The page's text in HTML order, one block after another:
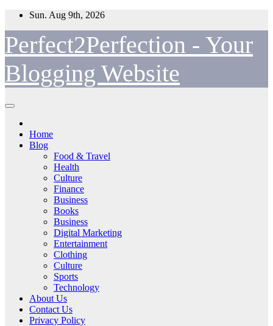
Skip
content
Sun. Aug 9th, 2026
Perfect2Perfection - Your
Blogging Website
Home
Blog
Food & Travel
Health
Culture
Finance
Business
Books
Business
Digital Marketing
Entertainment
Clothing
Culture
Sports
Technology
About Us
Contact Us
Privacy Policy